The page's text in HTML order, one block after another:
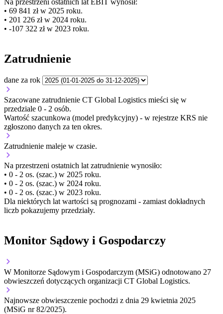
• 69 841 zł w 2025 roku.
• 201 226 zł w 2024 roku.
• -107 322 zł w 2023 roku.
Zatrudnienie
dane za rok
Szacowane zatrudnienie CT Global Logistics mieści się w
przedziale 0 - 2 osób.
Wartość szacunkowa (model predykcyjny) - w rejestrze KRS nie
zgłoszono danych za ten okres.
Zatrudnienie maleje w czasie.
Na przestrzeni ostatnich lat zatrudnienie wynosiło:
• 0 - 2 os. (szac.) w 2025 roku.
• 0 - 2 os. (szac.) w 2024 roku.
• 0 - 2 os. (szac.) w 2023 roku.
Dla niektórych lat wartości są prognozami - zamiast dokładnych
liczb pokazujemy przedziały.
Monitor Sądowy i Gospodarczy
W Monitorze Sądowym i Gospodarczym (MSiG) odnotowano 27
obwieszczeń dotyczących organizacji CT Global Logistics.
Najnowsze obwieszczenie pochodzi z dnia 29 kwietnia 2025
(MSiG nr 82/2025).